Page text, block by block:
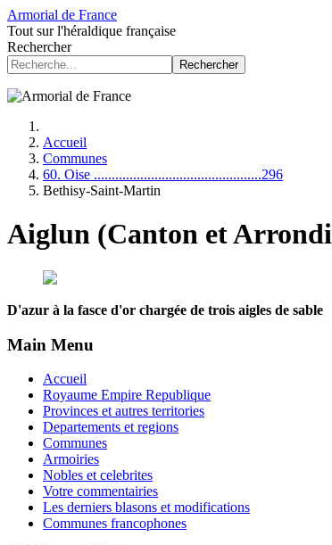
Armorial de France
Tout sur l'héraldique française
Rechercher
Rechercher
Accueil
Communes
60. Oise ...............................................296
Bethisy-Saint-Martin
Aiglun (Canton et
D'azur à la fasce d'or chargée de trois aigles de sable
Main Menu
Accueil
Royaume Empire Republique
Provinces et autres territories
Departements et regions
Communes
Armoiries
Nobles et celebrites
Votre commentairies
Les derniers blasons et modifications
Communes francophones